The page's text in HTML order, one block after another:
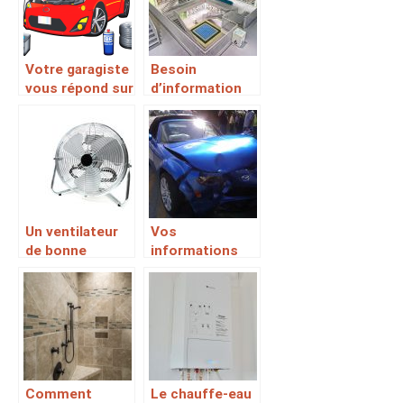
Votre garagiste
vous répond sur
garagiste »
Besoin
d’information
sur une
bibliothèque de
votre ville?
Un ventilateur
de bonne
qualité pour
l’été
Vos
informations
sur les
fourrières,
dépanneuses ici
Comment
Le chauffe-eau